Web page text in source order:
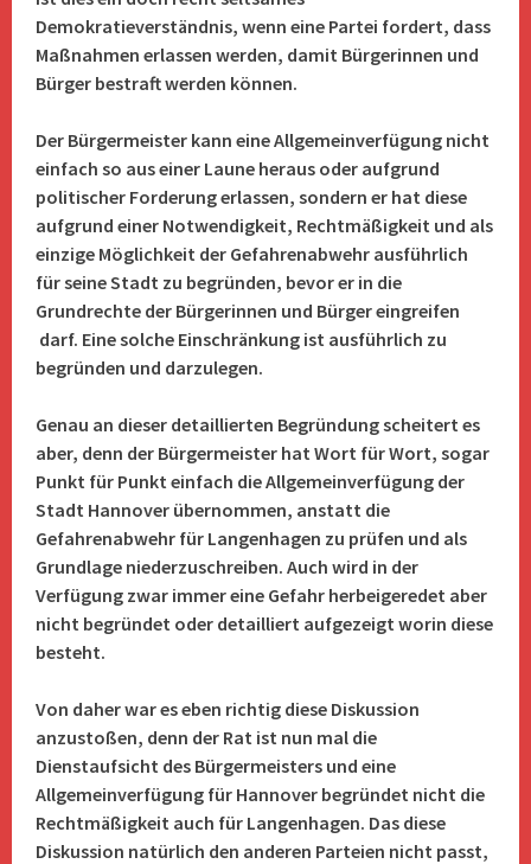
Demokratieverständnis, wenn eine Partei fordert, dass
Maßnahmen erlassen werden, damit Bürgerinnen und
Bürger bestraft werden können.
Der Bürgermeister kann eine Allgemeinverfügung nicht
einfach so aus einer Laune heraus oder aufgrund
politischer Forderung erlassen, sondern er hat diese
aufgrund einer Notwendigkeit, Rechtmäßigkeit und als
einzige Möglichkeit der Gefahrenabwehr ausführlich
für seine Stadt zu begründen, bevor er in die
Grundrechte der Bürgerinnen und Bürger eingreifen
darf. Eine solche Einschränkung ist ausführlich zu
begründen und darzulegen.
Genau an dieser detaillierten Begründung scheitert es
aber, denn der Bürgermeister hat Wort für Wort, sogar
Punkt für Punkt einfach die Allgemeinverfügung der
Stadt Hannover übernommen, anstatt die
Gefahrenabwehr für Langenhagen zu prüfen und als
Grundlage niederzuschreiben. Auch wird in der
Verfügung zwar immer eine Gefahr herbeigeredet aber
nicht begründet oder detailliert aufgezeigt worin diese
besteht.
Von daher war es eben richtig diese Diskussion
anzustoßen, denn der Rat ist nun mal die
Dienstaufsicht des Bürgermeisters und eine
Allgemeinverfügung für Hannover begründet nicht die
Rechtmäßigkeit auch für Langenhagen. Das diese
Diskussion natürlich den anderen Parteien nicht passt,